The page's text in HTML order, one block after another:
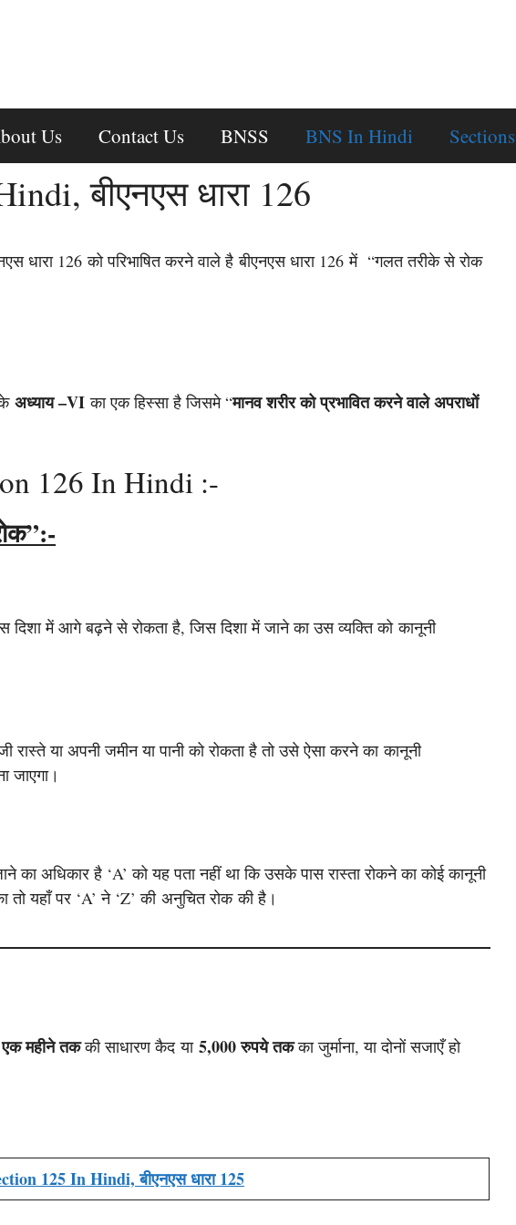
Us Contact Us BNSS BNS In Hindi Sections
बीएनएस धारा 126
धारा 126 को परिभाषित करने वाले है बीएनएस धारा 126 में “गलत तरीके से रोक
अध्याय –VIका एक हिस्सा है जिसमे “मानव शरीर को प्रभावित करने वाले अपराधों
126 In Hindi :-
दिशा में आगे बढ़ने से रोकता है, जिस दिशा में जाने का उस व्यक्ति को कानूनी
रास्ते या अपनी जमीन या पानी को रोकता है तो उसे ऐसा करने का कानूनी
जाएगा।
का अधिकार है ‘A’ को यह पता नहीं था कि उसके पास रास्ता रोकने का कोई कानूनी
यहाँ पर ‘A’ ने ‘Z’ की अनुचित रोक की है।
महीने तककी साधारण कैद या 5,000 रुपये तकका जुर्माना, या दोनों सजाएँ हो
125 In Hindi, बीएनएस धारा 125